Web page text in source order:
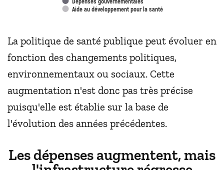
Aide au développement pour la santé
La politique de santé publique peut évoluer en
fonction des changements politiques,
environnementaux ou sociaux. Cette
augmentation n'est donc pas très précise
puisqu'elle est établie sur la base de
l'évolution des années précédentes.
Les dépenses augmentent, mais